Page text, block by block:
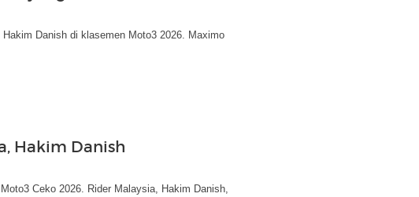
Danish di klasemen Moto3 2026. Maximo
Hakim Danish
Ceko 2026. Rider Malaysia, Hakim Danish,